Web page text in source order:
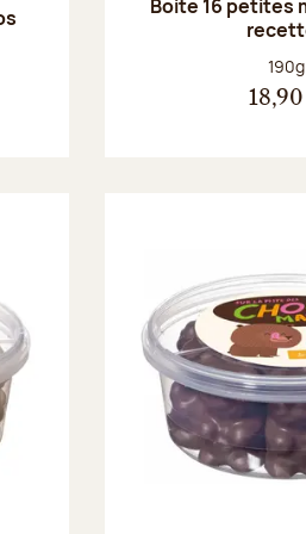
Boite 16 petites
190g